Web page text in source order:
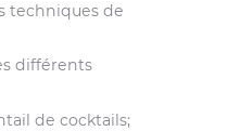
techniques de
différents
de cocktails;